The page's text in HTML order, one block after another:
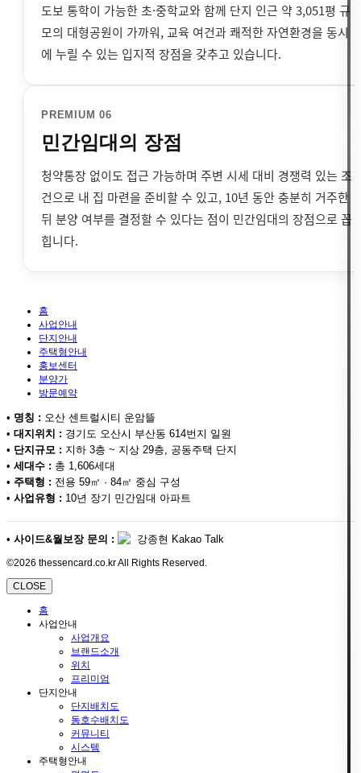
도보 통학이 가능한 초·중학교와 함께 단지 인근 약 3,051평 규
모의 대형공원이 가까워, 교육 여건과 쾌적한 자연환경을 동시
에 누릴 수 있는 입지적 장점을 갖추고 있습니다.
PREMIUM 06
민간임대의 장점
청약통장 없이도 접근 가능하며 주변 시세 대비 경쟁력 있는 조
건으로 내 집 마련을 준비할 수 있고, 10년 동안 충분히 거주한
뒤 분양 여부를 결정할 수 있다는 점이 민간임대의 장점으로 꼽
힙니다.
홈
사업안내
단지안내
주택형안내
홍보센터
분양가
방문예약
• 명칭 : 오산 센트럴시티 운암뜰
• 대지위치 : 경기도 오산시 부산동 614번지 일원
• 단지규모 : 지하 3층 ~ 지상 29층, 공동주택 단지
• 세대수 : 총 1,606세대
• 주택형 : 전용 59㎡ · 84㎡ 중심 구성
• 사업유형 : 10년 장기 민간임대 아파트
• 사이드&월보장 문의 : 강종현 Kakao Talk
©2026 thessencard.co.kr All Rights Reserved.
CLOSE
홈
사업안내
사업개요
브랜드소개
위치
프리미엄
단지안내
단지배치도
동호수배치도
커뮤니티
시스템
주택형안내